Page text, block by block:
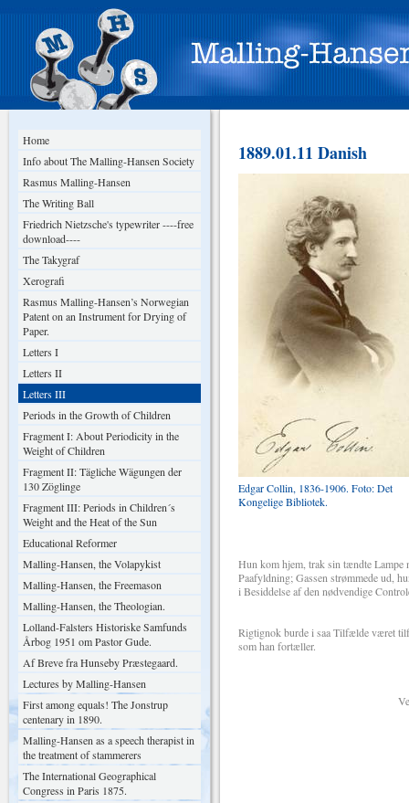
Home
Info about The Malling-Hansen Society
Rasmus Malling-Hansen
The Writing Ball
Friedrich Nietzsche's typewriter ----free
download----
The Takygraf
Xerografi
Rasmus Malling-Hansen’s Norwegian
Patent on an Instrument for Drying of
Paper.
Letters I
Letters II
Letters III
Periods in the Growth of Children
Fragment I: About Periodicity in the
Weight of Children
Fragment II: Tägliche Wägungen der
130 Zöglinge
Fragment III: Periods in Children´s
Weight and the Heat of the Sun
Educational Reformer
Malling-Hansen, the Volapykist
Malling-Hansen, the Freemason
Malling-Hansen, the Theologian.
Lolland-Falsters Historiske Samfunds
Årbog 1951 om Pastor Gude.
Af Breve fra Hunseby Præstegaard.
Lectures by Malling-Hansen
First among equals! The Jonstrup
centenary in 1890.
Malling-Hansen as a speech therapist in
the treatment of stammerers
The International Geographical
Congress in Paris 1875.
1889.01.11 Danish
Edgar Collin, 1836-1906. Foto: Det
Kongelige Bibliotek.
Hun kom hjem, trak sin tændte Lampe
Paafyldning; Gassen strømmede ud,
i Besiddelse af den nødvendige
Rigtignok burde i saa Tilfælde været
som han fortæller.
Venligst